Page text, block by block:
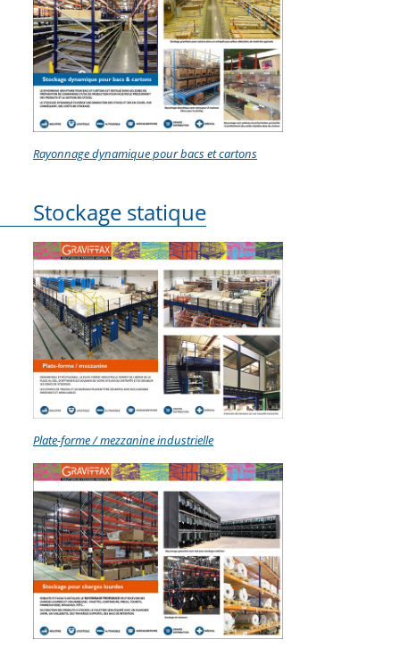
Rayonnage dynamique pour bacs et cartons
Stockage statique
Plate-forme / mezzanine industrielle